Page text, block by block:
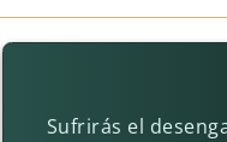
Sufrirás el